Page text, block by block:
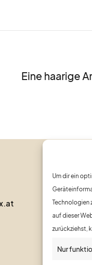
Um dir ein
Technologien
auf dieser
zurückziehst,
Nur
Eine haarige